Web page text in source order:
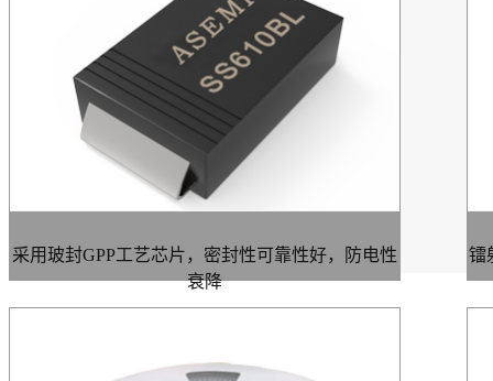
采用玻封GPP工艺芯片，密封性可靠性好，防电性
衰降
镭